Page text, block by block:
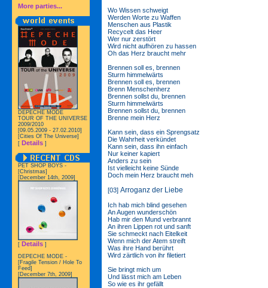
Wo Wissen schweigt
Werden Worte zu Waffen
Menschen aus Plastik
Recycelt das Heer
Wer nur zerstört
Wird nicht aufhören zu hassen
Oh das Herz braucht mehr
Brennen soll es, brennen
Sturm himmelwärts
Brennen soll es, brennen
Brenn Menschenherz
Brennen sollst du, brennen
Sturm himmelwärts
Brennen sollst du, brennen
Brenne mein Herz
Kann sein, dass ein Sprengsatz
Die Wahrheit verkündet
Kann sein, dass ihn einfach
Nur keiner kapiert
Anders zu sein
Ist vielleicht keine Sünde
Doch mein Herz braucht meh
[03] Arroganz der Liebe
Ich hab mich blind gesehen
An Augen wunderschön
Hab mir den Mund verbrannt
An ihren Lippen rot und sanft
Sie schmeckt nach Eitelkeit
Wenn mich der Atem streift
Was ihre Hand berührt
Wird zärtlich von ihr filetiert
Sie bringt mich um
Und lässt mich am Leben
So wie es ihr gefällt
More parties...
DEPECHE MODE
TOUR OF THE UNIVERSE
2009/2010
[09.05.2009 - 27.02.2010]
[Cities Of The Universe]
[ Details ]
PET SHOP BOYS -
[Christmas]
[December 14th, 2009]
[ Details ]
DEPECHE MODE -
[Fragile Tension / Hole To
Feed]
[December 7th, 2009]